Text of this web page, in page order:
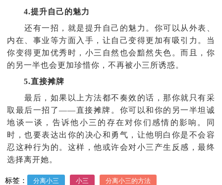
4.提升自己的魅力
还有一招，就是提升自己的魅力。你可以从外表、
内在、事业等方面入手，让自己变得更加有吸引力。当
你变得更加优秀时，小三自然也会黯然失色。而且，你
的另一半也会更加珍惜你，不再被小三所诱惑。
5.直接摊牌
最后，如果以上方法都不奏效的话，那你就只有采
取最后一招了——直接摊牌。你可以和你的另一半坦诚
地谈一谈，告诉他小三的存在对你们感情的影响。同
时，也要表达出你的决心和勇气，让他明白你是不会容
忍这种行为的。这样，他或许会对小三产生反感，最终
选择离开她。
标签： 分离小三 小三 分离小三的方法